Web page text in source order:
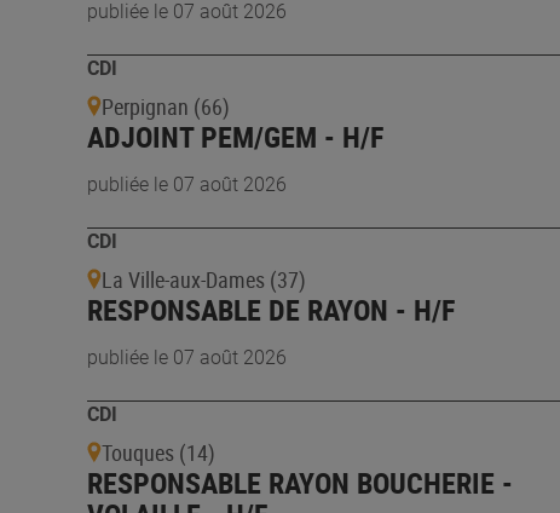
publiée le 07 août 2026
CDI
Perpignan (66)
ADJOINT PEM/GEM - H/F
publiée le 07 août 2026
CDI
La Ville-aux-Dames (37)
RESPONSABLE DE RAYON - H/F
publiée le 07 août 2026
CDI
Touques (14)
RESPONSABLE RAYON BOUCHERIE -